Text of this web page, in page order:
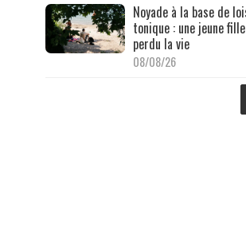
Noyade à la base de
tonique : une jeune
perdu la vie
08/08/26